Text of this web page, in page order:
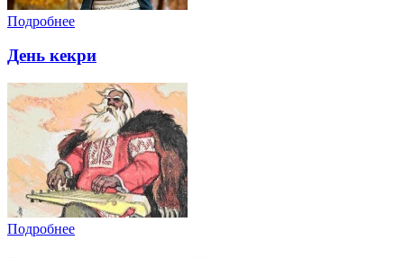
Подробнее
День кекри
Подробнее